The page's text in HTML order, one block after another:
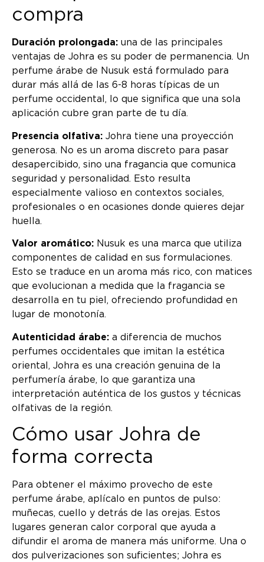
compra
Duración prolongada: una de las principales
ventajas de Johra es su poder de permanencia. Un
perfume árabe de Nusuk está formulado para
durar más allá de las 6-8 horas típicas de un
perfume occidental, lo que significa que una sola
aplicación cubre gran parte de tu día.
Presencia olfativa: Johra tiene una proyección
generosa. No es un aroma discreto para pasar
desapercibido, sino una fragancia que comunica
seguridad y personalidad. Esto resulta
especialmente valioso en contextos sociales,
profesionales o en ocasiones donde quieres dejar
huella.
Valor aromático: Nusuk es una marca que utiliza
componentes de calidad en sus formulaciones.
Esto se traduce en un aroma más rico, con matices
que evolucionan a medida que la fragancia se
desarrolla en tu piel, ofreciendo profundidad en
lugar de monotonía.
Autenticidad árabe: a diferencia de muchos
perfumes occidentales que imitan la estética
oriental, Johra es una creación genuina de la
perfumería árabe, lo que garantiza una
interpretación auténtica de los gustos y técnicas
olfativas de la región.
Cómo usar Johra de
forma correcta
Para obtener el máximo provecho de este
perfume árabe, aplícalo en puntos de pulso:
muñecas, cuello y detrás de las orejas. Estos
lugares generan calor corporal que ayuda a
difundir el aroma de manera más uniforme. Una o
dos pulverizaciones son suficientes; Johra es